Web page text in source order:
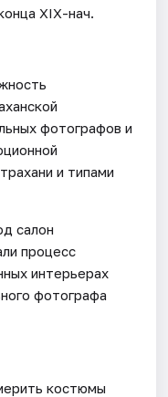
XIX-нач.
фотографов и
и типами
салон
процесс
интерьерах
фотографа
костюмы